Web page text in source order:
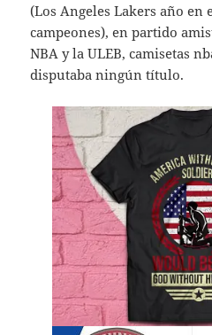
(Los Angeles Lakers año en
campeones), en partido
NBA y la ULEB, camisetas
disputaba ningún título.